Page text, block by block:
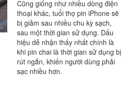
thoại iPhone
Cũng giống như nhiều dòng điện
thoại khác, tuổi thọ pin iPhone sẽ
bị giảm sau nhiều chu kỳ sạch,
sau một thời gian sử dụng. Dấu
hiệu dễ nhận thấy nhất chính là
khi pin chai là thời gian sử dụng bị
rút ngắn, khiến người dùng phải
sạc nhiều hơn.